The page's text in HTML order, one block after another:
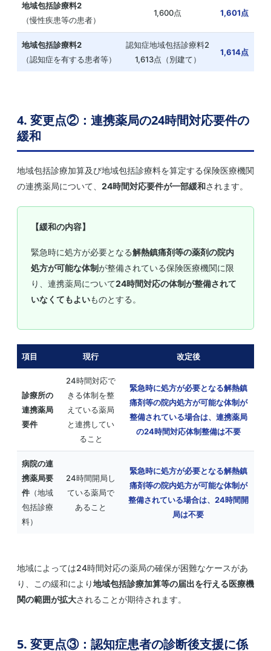
地域包括診療料2
（慢性疾患等の患者）
1,600点 1,601点
地域包括診療料2
（認知症を有する患者等）
認知症地域包括診療料2
1,613点（別建て）
1,614点
4. 変更点②：連携薬局の24時間対応要件の
緩和
地域包括診療加算及び地域包括診療料を算定する保険医療機関
の連携薬局について、 24時間対応要件が一部緩和されます。
【緩和の内容】
緊急時に処方が必要となる解熱鎮痛剤等の薬剤の院内
処方が可能な体制が整備されている保険医療機関に限
り、連携薬局について24時間対応の体制が整備されて
いなくてもよいものとする。
項目 現行 改定後
診療所の
連携薬局
要件
24時間対応で
きる体制を整
えている薬局
と連携してい
ること
緊急時に処方が必要となる解熱鎮
痛剤等の院内処方が可能な体制が
整備されている場合は、連携薬局
の24時間対応体制整備は不要
病院の連
携薬局要
件 （地域
包括診療
料）
24時間開局し
ている薬局で
あること
緊急時に処方が必要となる解熱鎮
痛剤等の院内処方が可能な体制が
整備されている場合は、24時間開
局は不要
地域によっては24時間対応の薬局の確保が困難なケースがあ
り、この緩和により地域包括診療加算等の届出を行える医療機
関の範囲が拡大されることが期待されます。
5. 変更点③：認知症患者の診断後支援に係
×
届出漏れ・要件未充足による減算リスクを未然に
改定のたびに慌てない、常時モニタリング体制を